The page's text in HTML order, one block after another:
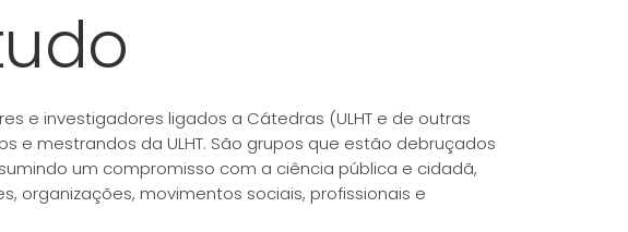
e investigadores ligados a Cátedras (ULHT e de outras
e mestrandos da ULHT. São grupos que estão debruçados
um compromisso com a ciência pública e cidadã,
organizações, movimentos sociais, profissionais e